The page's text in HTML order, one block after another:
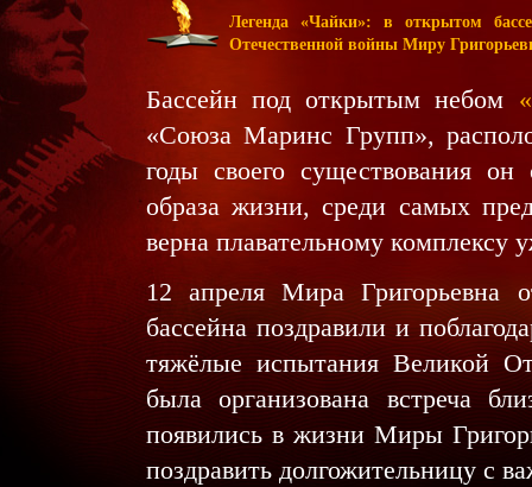
Легенда «Чайки»: в открытом
Отечественной войны Миру
Бассейн под открытым небом
«Союза Маринс Групп»,
годы своего существования он
образа жизни, среди самых
верна плавательному комплексу
12 апреля Мира Григорьевна
бассейна поздравили и
тяжёлые испытания Великой
была организована встреча
появились в жизни Миры
поздравить долгожительницу с